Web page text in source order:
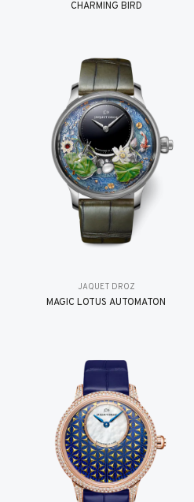
CHARMING BIRD
JAQUET DROZ
MAGIC LOTUS AUTOMATON